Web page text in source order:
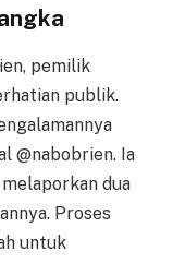
pemilik
publik.
@nabobrien. Ia
dua
Proses
untuk